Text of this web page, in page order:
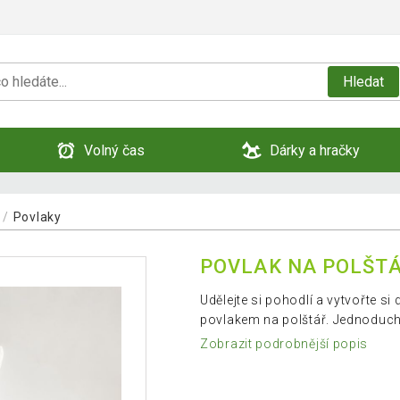
Hledat
Volný čas Dárky a hračky
Povlaky
POVLAK NA
Udělejte si pohodlí a vytvořte
povlakem na polštář.
Zobrazit podrobnější popis